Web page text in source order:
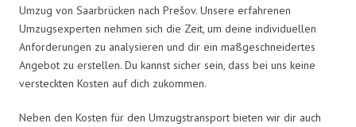
Umzug von Saarbrücken nach Prešov. Unsere erfahrenen
Umzugsexperten nehmen sich die Zeit, um deine individuellen
Anforderungen zu analysieren und dir ein maßgeschneidertes
Angebot zu erstellen. Du kannst sicher sein, dass bei uns keine
versteckten Kosten auf dich zukommen.
Neben den Kosten für den Umzugstransport bieten wir dir auch